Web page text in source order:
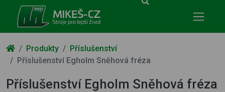
Produkty
Příslušenství
Příslušenství Egholm Sněhová fréza
Příslušenství Egholm Sněhová fréza